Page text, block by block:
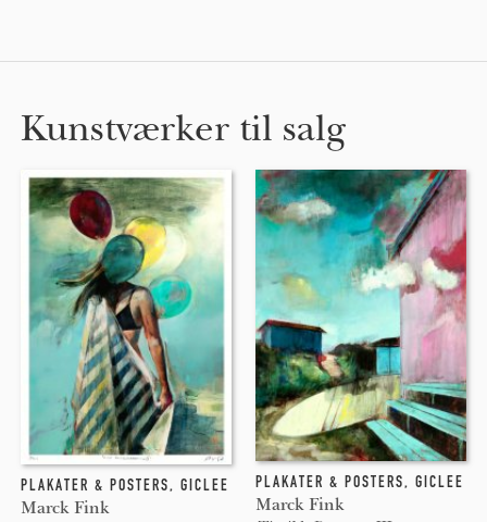
Kunstværker til salg
PLAKATER & POSTERS, GICLEE
Marck Fink
PLAKATER & POSTERS, GICLEE
Marck Fink